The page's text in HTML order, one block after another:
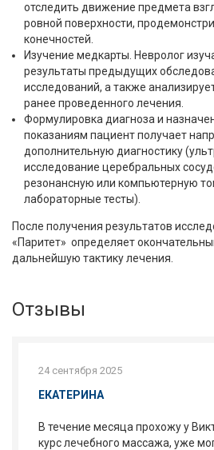
отследить движение предмета
ровной поверхности,
конечностей.
Изучение медкарты. Невролог
результаты предыдущих
исследований, а также
ранее проведенного лечения.
Формулировка диагноза и
показаниям пациент получает
дополнительную диагностику
исследование церебральных
резонансную или компьютерную
лабораторные тесты).
После получения результатов
«Паритет» определяет
дальнейшую тактику лечения.
Отзывы
24 сентября 2025
ЕКАТЕРИНА
В течение месяца прохожу у
курс лечебного массажа, уже